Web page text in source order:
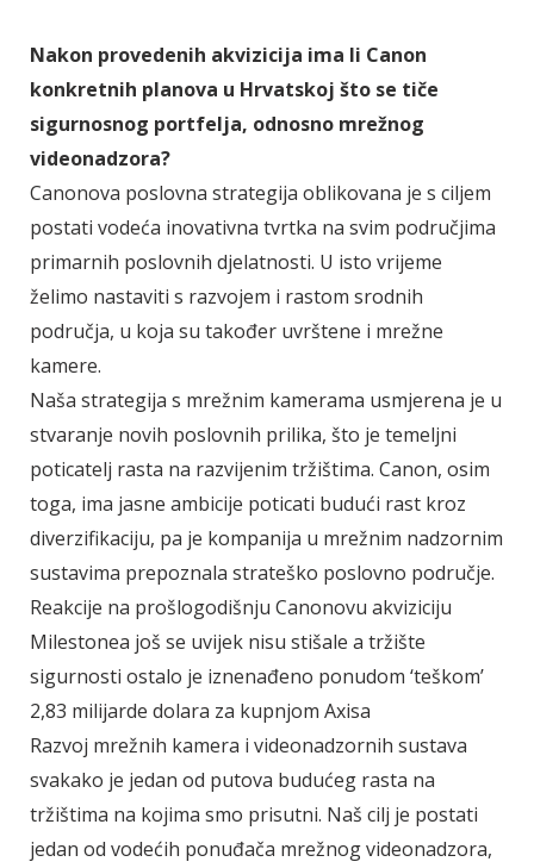
Nakon provedenih akvizicija ima li Canon
konkretnih planova u Hrvatskoj što se tiče
sigurnosnog portfelja, odnosno mrežnog
videonadzora?
Canonova poslovna strategija oblikovana je s ciljem
postati vodeća inovativna tvrtka na svim područjima
primarnih poslovnih djelatnosti. U isto vrijeme
želimo nastaviti s razvojem i rastom srodnih
područja, u koja su također uvrštene i mrežne
kamere.
Naša strategija s mrežnim kamerama usmjerena je u
stvaranje novih poslovnih prilika, što je temeljni
poticatelj rasta na razvijenim tržištima. Canon, osim
toga, ima jasne ambicije poticati budući rast kroz
diverzifikaciju, pa je kompanija u mrežnim nadzornim
sustavima prepoznala strateško poslovno područje.
Reakcije na prošlogodišnju Canonovu akviziciju
Milestonea još se uvijek nisu stišale a tržište
sigurnosti ostalo je iznenađeno ponudom ‘teškom’
2,83 milijarde dolara za kupnjom Axisa
Razvoj mrežnih kamera i videonadzornih sustava
svakako je jedan od putova budućeg rasta na
tržištima na kojima smo prisutni. Naš cilj je postati
jedan od vodećih ponuđača mrežnog videonadzora,